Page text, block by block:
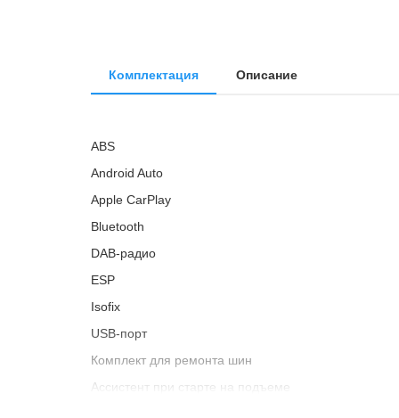
Комплектация Описание
ABS
Android Auto
Apple CarPlay
Bluetooth
DAB-радио
ESP
Isofix
USB-порт
Комплект для ремонта шин
Ассистент при старте на подъеме